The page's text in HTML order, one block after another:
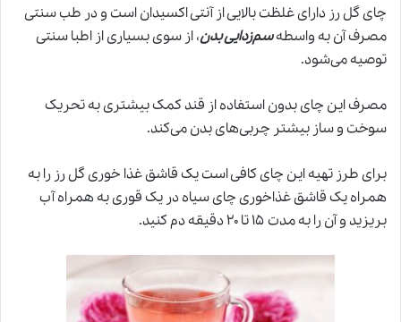
چای گل رز دارای غلظت بالایی از آنتی اکسیدان است و در طب سنتی
مصرف آن به واسطهسم‌زدایی بدن، از سوی بسیاری از اطبا سنتی
توصیه می‌شود.
مصرف این چای بدون استفاده از قند کمک بیشتری به تحریک
سوخت و ساز بیشتر چربی‌های بدن می‌کند.
برای طرز تهیه این چای کافی است یک قاشق غذا خوری گل رز را به
همراه یک قاشق غذاخوری چای سیاه در یک قوری به همراه آب
بریزید و آن را به مدت ۱۵ تا ۲۰ دقیقه دم کنید.